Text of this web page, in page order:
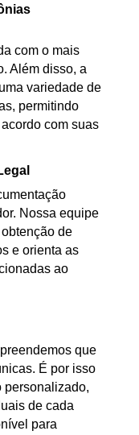
com o mais
Além disso, a
variedade de
permitindo
com suas
Nossa equipe
de
e orienta as
ao
que
É por isso
personalizado,
de cada
para